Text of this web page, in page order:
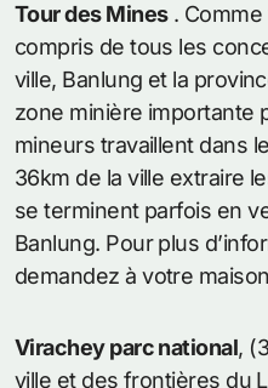
Tour des Mines. Comme
compris de tous les
ville, Banlung et la
zone minière importante
mineurs travaillent dans
36km de la ville extraire
se terminent parfois en
Banlung. Pour plus
demandez à votre
Virachey parc national,
ville et des frontières du